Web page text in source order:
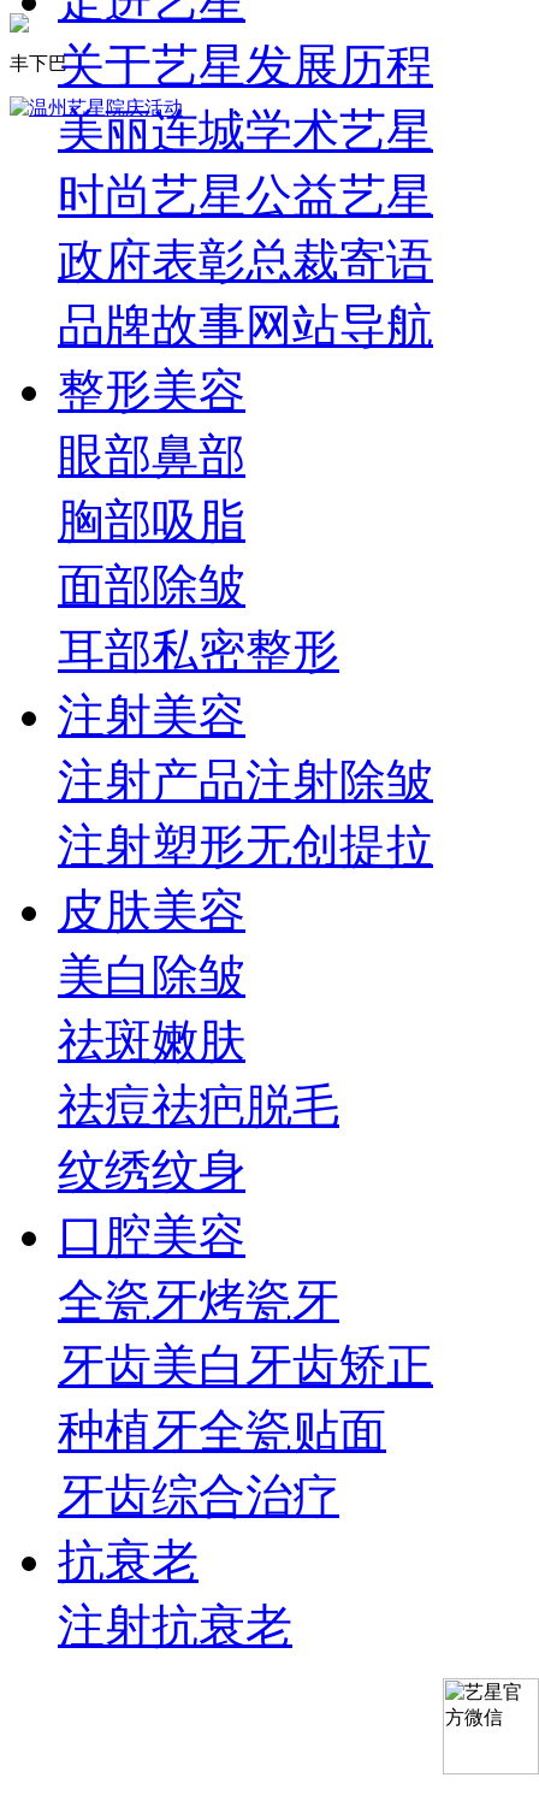
丰下巴关于艺星发展历程
美丽连城学术艺星
时尚艺星公益艺星
政府表彰总裁寄语
品牌故事网站导航
整形美容
眼部鼻部
胸部吸脂
面部除皱
耳部私密整形
注射美容
注射产品注射除皱
注射塑形无创提拉
皮肤美容
美白 除皱
祛斑嫩肤
祛痘祛疤脱毛
纹绣纹身
口腔美容
全瓷牙烤瓷牙
牙齿美白 牙齿矫正
种植牙全瓷贴面
牙齿综合治疗
抗衰老
注射抗衰老